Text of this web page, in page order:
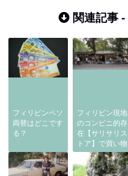
関連記事 -
フィリピンペソ
両替はどこです
る？
フィリピン現地
のコンビニ的存
在【サリサリス
トア】で買い物